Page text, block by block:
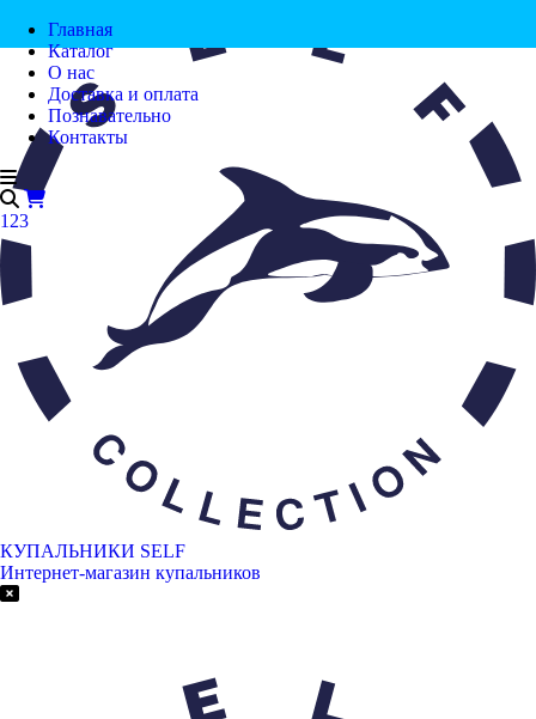
Главная
Каталог
О нас
Доставка и оплата
Познавательно
Контакты
123
КУПАЛЬНИКИ SELF
Интернет-магазин купальников